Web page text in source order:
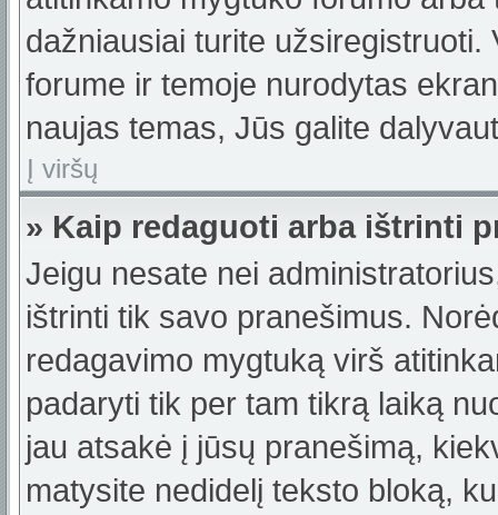
dažniausiai turite
forume ir temoje nurodytas
naujas temas, Jūs galite
Į viršų
» Kaip redaguoti arba ištrinti
Jeigu nesate nei
ištrinti tik savo pranešimus.
redagavimo mygtuką virš
padaryti tik per tam tikrą laiką
jau atsakė į jūsų pranešimą,
matysite nedidelį teksto bloką,